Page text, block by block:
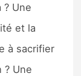
Une
et la
à sacrifier
? Une